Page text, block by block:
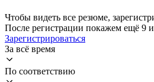
Чтобы видеть все резюме,
После регистрации покажем ещё 9
Зарегистрироваться
За всё время
По соответствию